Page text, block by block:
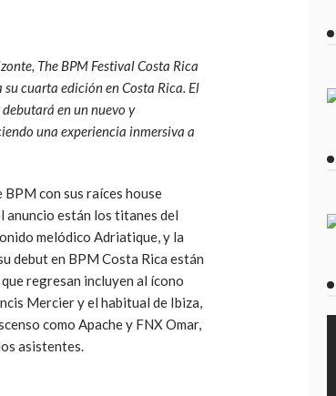
The BPM Festival Costa Rica
cuarta edición en Costa Rica. El
en un nuevo y
una experiencia inmersiva a
BPM con sus raíces house
anuncio están los titanes del
melódico Adriatique, y la
debut en BPM Costa Rica están
regresan incluyen al ícono
Mercier y el habitual de Ibiza,
como Apache y FNX Omar,
asistentes.